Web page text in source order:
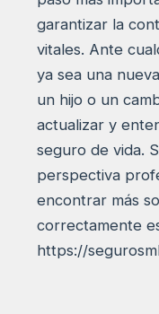
garantizar la
vitales. Ante
ya sea una
un hijo o un
actualizar y
seguro de vida.
perspectiva
encontrar más
correctamente
https://